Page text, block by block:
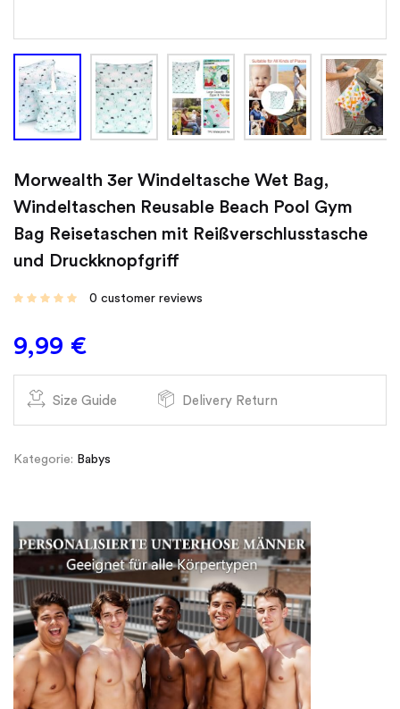
Morwealth 3er Windeltasche Wet Bag,
Windeltaschen Reusable Beach Pool Gym
Bag Reisetaschen mit Reißverschlusstasche
und Druckknopfgriff
0 customer reviews
9,99 €
Size Guide Delivery Return
Kategorie: Babys